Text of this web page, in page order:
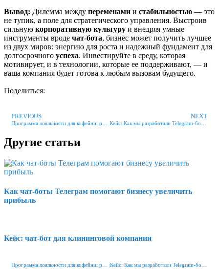
Вывод: Дилемма между переменами и стабильностью — это
не тупик, а поле для стратегического управления. Выстроив
сильную корпоративную культуру и внедряя умные
инструменты вроде чат-бота, бизнес может получить лучшее
из двух миров: энергию для роста и надежный фундамент для
долгосрочного успеха. Инвестируйте в среду, которая
мотивирует, и в технологии, которые ее поддерживают, — и
ваша компания будет готова к любым вызовам будущего.
Поделиться:
PREVIOUS
Программа лояльности для кофейни: решение через Telegram-бота
NEXT
Кейс: Как мы разработали Telegram-бота для кофейни , который увеличил продажи на 35% и ликвидировал утренние очереди
Другие статьи
Как чат-боты Телеграм помогают бизнесу увеличить
прибыль
Кейс: чат-бот для клининговой компании